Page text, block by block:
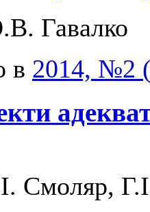
Гавалко
в 2014, №2
Смоляр,